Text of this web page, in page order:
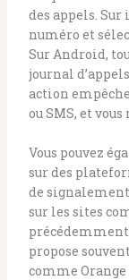
des appels. Sur
numéro et
Sur Android,
journal
action
ou SMS, et
Vous pouvez
sur des
de signalement
sur les sites
propose
comme Orange